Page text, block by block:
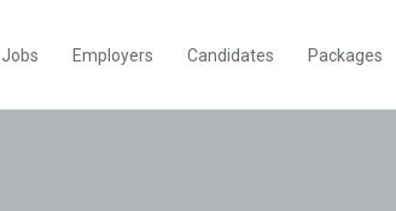
Jobs Employers Candidates Packages